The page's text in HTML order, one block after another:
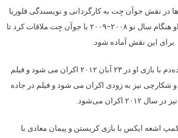
در نقش جوآن جِت به کارگردانی و نویسندگی فلوریا
سیسموندی نیز بازی کرد. او هنگام سال نو ۲۰۰۸-۲۰۰۹ با جوآن جِت ملاقات کرد تا
برای این نقش آماده شود.
همچنین قسمت دوم سپیده‌دم با بازی او در ۲۳ آبان ۲۰۱۲ اکران می شود و فیلم
و شکارچی نیز به زودی اکران می شود و فیلم در جاده
سال ۲۰۱۲ اکران می‌شود.
۱۳۹۳ فیلم کمپ اشعه ایکس با بازی کریستن و پیمان معادی با